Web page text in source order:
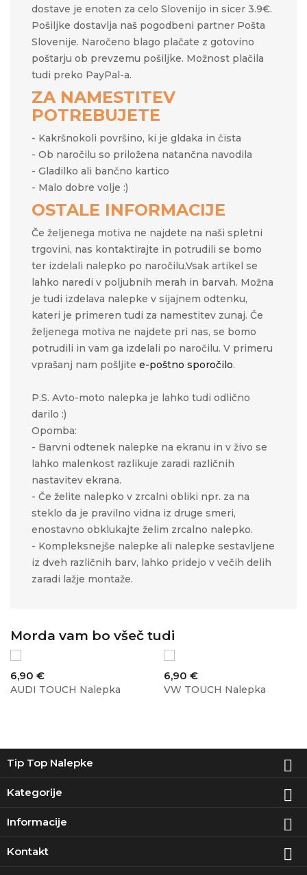
dostave je enoten za celo Slovenijo in sicer 3.9€.
Pošiljke dostavlja naš pogodbeni partner Pošta
Slovenije. Naročeno blago plačate z gotovino
poštarju ob prevzemu pošiljke. Možnost plačila
tudi preko PayPal-a.
ZA NAMESTITEV
POTREBUJETE
- Kakršnokoli površino, ki je gldaka in čista
- Ob naročilu so priložena natančna navodila
- Gladilko ali bančno kartico
- Malo dobre volje :)
OSTALE INFORMACIJE
Če željenega motiva ne najdete na naši spletni
trgovini, nas kontaktirajte in potrudili se bomo
ter izdelali nalepko po naročilu.Vsak artikel se
lahko naredi v poljubnih merah in barvah. Možna
je tudi izdelava nalepke v sijajnem odtenku,
kateri je primeren tudi za namestitev zunaj. Če
željenega motiva ne najdete pri nas, se bomo
potrudili in vam ga izdelali po naročilu. V primeru
vprašanj nam pošljite e-poštno sporočilo.
P.S. Avto-moto nalepka je lahko tudi odlično
darilo :)
Opomba:
- Barvni odtenek nalepke na ekranu in v živo se
lahko malenkost razlikuje zaradi različnih
nastavitev ekrana.
- Če želite nalepko v zrcalni obliki npr. za na
steklo da je pravilno vidna iz druge smeri,
enostavno obklukajte želim zrcalno nalepko.
- Kompleksnejše nalepke ali nalepke sestavljene
iz dveh različnih barv, lahko pridejo v večih delih
zaradi lažje montaže.
Morda vam bo všeč tudi
Cena
6,90 €
AUDI TOUCH Nalepka
Cena
6,90 €
VW TOUCH Nalepka
Tip Top Nalepke 
Kategorije 
Informacije 
Kontakt 